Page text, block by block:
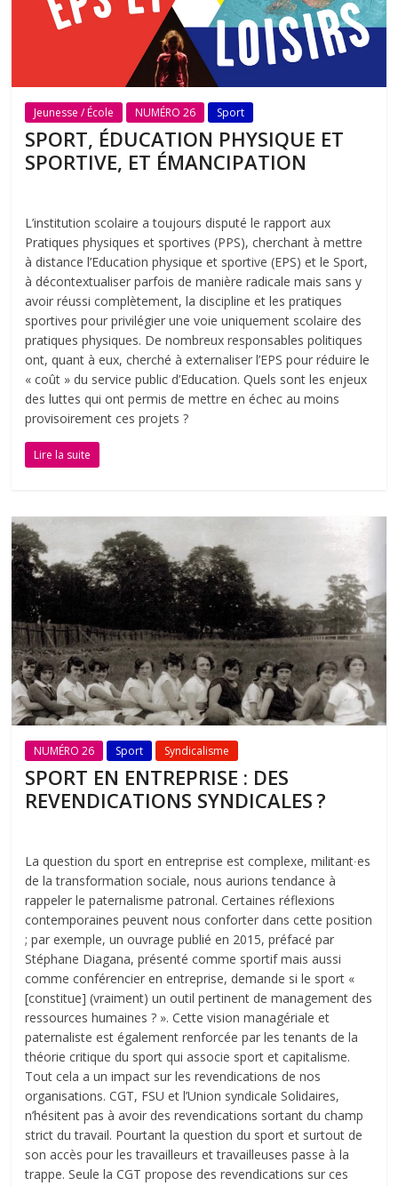
Jeunesse / École NUMÉRO 26 Sport
SPORT, ÉDUCATION PHYSIQUE ET
SPORTIVE, ET ÉMANCIPATION
L’institution scolaire a toujours disputé le rapport aux
Pratiques physiques et sportives (PPS), cherchant à mettre
à distance l’Education physique et sportive (EPS) et le Sport,
à décontextualiser parfois de manière radicale mais sans y
avoir réussi complètement, la discipline et les pratiques
sportives pour privilégier une voie uniquement scolaire des
pratiques physiques. De nombreux responsables politiques
ont, quant à eux, cherché à externaliser l’EPS pour réduire le
« coût » du service public d’Education. Quels sont les enjeux
des luttes qui ont permis de mettre en échec au moins
provisoirement ces projets ?
Lire la suite
NUMÉRO 26 Sport Syndicalisme
SPORT EN ENTREPRISE : DES
REVENDICATIONS SYNDICALES ?
La question du sport en entreprise est complexe, militant∙es
de la transformation sociale, nous aurions tendance à
rappeler le paternalisme patronal. Certaines réflexions
contemporaines peuvent nous conforter dans cette position
; par exemple, un ouvrage publié en 2015, préfacé par
Stéphane Diagana, présenté comme sportif mais aussi
comme conférencier en entreprise, demande si le sport «
[constitue] (vraiment) un outil pertinent de management des
ressources humaines ? ». Cette vision managériale et
paternaliste est également renforcée par les tenants de la
théorie critique du sport qui associe sport et capitalisme.
Tout cela a un impact sur les revendications de nos
organisations. CGT, FSU et l’Union syndicale Solidaires,
n’hésitent pas à avoir des revendications sortant du champ
strict du travail. Pourtant la question du sport et surtout de
son accès pour les travailleurs et travailleuses passe à la
trappe. Seule la CGT propose des revendications sur ces